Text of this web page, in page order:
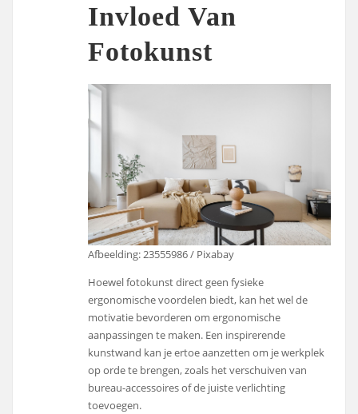
Invloed Van
Fotokunst
Afbeelding: 23555986 / Pixabay
Hoewel fotokunst direct geen fysieke
ergonomische voordelen biedt, kan het wel de
motivatie bevorderen om ergonomische
aanpassingen te maken. Een inspirerende
kunstwand kan je ertoe aanzetten om je werkplek
op orde te brengen, zoals het verschuiven van
bureau-accessoires of de juiste verlichting
toevoegen.